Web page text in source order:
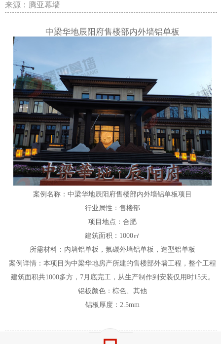
来源：腾亚幕墙
中梁华地辰阳府售楼部内外墙铝单板
案例名称：中梁华地辰阳府售楼部内外墙铝单板项目
行业属性：售楼部
项目地点：合肥
建筑面积：1000㎡
所需材料：内墙铝单板，氟碳外墙铝单板，造型铝单板
案例详情：本项目为中梁华地房产所建的售楼部外墙工程，整个工程
建筑面积共1000多方，7月底完工，从生产制作到安装仅用时15天。
铝板颜色：棕色、其他
铝板厚度：2.5mm